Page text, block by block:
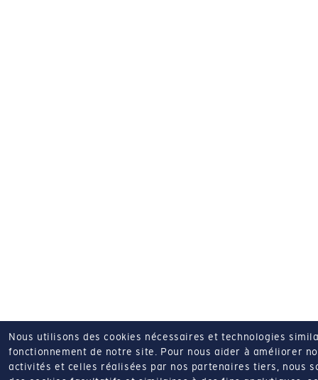
Nous utilisons des cookies nécessaires et technologies
fonctionnement de notre site. Pour nous aider à améliorer
activités et celles réalisées par nos partenaires tiers, nous